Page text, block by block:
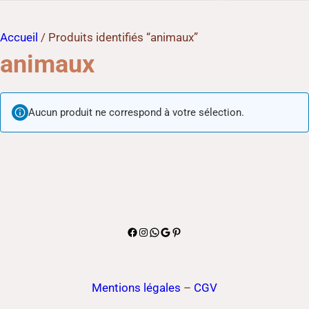
Accueil / Produits identifiés “animaux”
animaux
Aucun produit ne correspond à votre sélection.
Facebook
Instagram
WhatsApp
Google
Pinterest
Mentions légales – CGV